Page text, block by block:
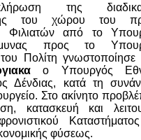
της
του χώρου του
Φιλιατών από το
προς το
Πολίτη γνωστοποίησε
ο Υπουργός
Δένδιας, κατά τη
Στο ακίνητο
κατασκευή και
φύσεως.